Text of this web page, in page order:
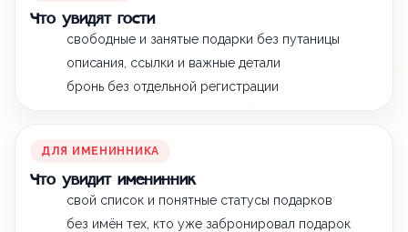
Что увидят гости
свободные и занятые подарки без путаницы
описания, ссылки и важные детали
бронь без отдельной регистрации
ДЛЯ ИМЕНИННИКА
Что увидит именинник
свой список и понятные статусы подарков
без имён тех, кто уже забронировал подарок